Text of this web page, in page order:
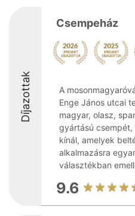
Díjazottak
Csempeház
A
Enge János utcai
magyar, olasz,
gyártású
kínál, amelyek
alkalmazásra
választékban
9.6